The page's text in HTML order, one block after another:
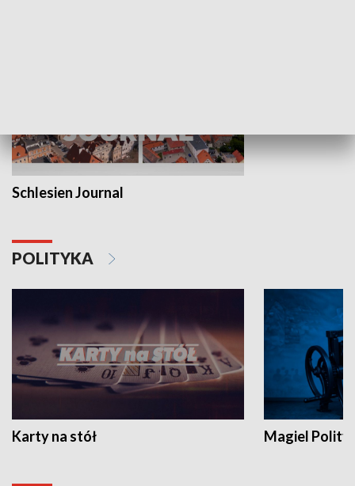
Schlesien Journal
POLITYKA
Karty na stół Magiel